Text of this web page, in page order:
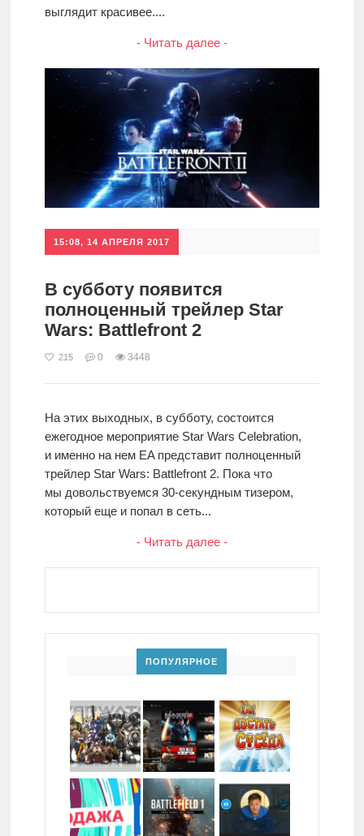
выглядит красивее....
- Читать далее -
15:08, 14 АПРЕЛЯ 2017
В субботу появится
полноценный трейлер Star
Wars: Battlefront 2
215 0 3448
На этих выходных, в субботу, состоится
ежегодное мероприятие Star Wars Celebration,
и именно на нем EA представит полноценный
трейлер Star Wars: Battlefront 2. Пока что
мы довольствуемся 30-секундным тизером,
который еще и попал в сеть...
- Читать далее -
ПОПУЛЯРНОЕ